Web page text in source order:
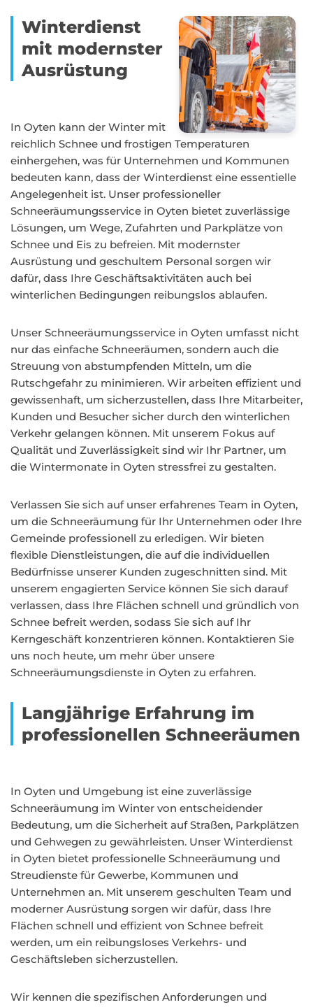
Winterdienst
mit modernster
Ausrüstung
In Oyten kann der Winter mit
reichlich Schnee und frostigen Temperaturen
einhergehen, was für Unternehmen und Kommunen
bedeuten kann, dass der Winterdienst eine essentielle
Angelegenheit ist. Unser professioneller
Schneeräumungsservice in Oyten bietet zuverlässige
Lösungen, um Wege, Zufahrten und Parkplätze von
Schnee und Eis zu befreien. Mit modernster
Ausrüstung und geschultem Personal sorgen wir
dafür, dass Ihre Geschäftsaktivitäten auch bei
winterlichen Bedingungen reibungslos ablaufen.
Unser Schneeräumungsservice in Oyten umfasst nicht
nur das einfache Schneeräumen, sondern auch die
Streuung von abstumpfenden Mitteln, um die
Rutschgefahr zu minimieren. Wir arbeiten effizient und
gewissenhaft, um sicherzustellen, dass Ihre Mitarbeiter,
Kunden und Besucher sicher durch den winterlichen
Verkehr gelangen können. Mit unserem Fokus auf
Qualität und Zuverlässigkeit sind wir Ihr Partner, um
die Wintermonate in Oyten stressfrei zu gestalten.
Verlassen Sie sich auf unser erfahrenes Team in Oyten,
um die Schneeräumung für Ihr Unternehmen oder Ihre
Gemeinde professionell zu erledigen. Wir bieten
flexible Dienstleistungen, die auf die individuellen
Bedürfnisse unserer Kunden zugeschnitten sind. Mit
unserem engagierten Service können Sie sich darauf
verlassen, dass Ihre Flächen schnell und gründlich von
Schnee befreit werden, sodass Sie sich auf Ihr
Kerngeschäft konzentrieren können. Kontaktieren Sie
uns noch heute, um mehr über unsere
Schneeräumungsdienste in Oyten zu erfahren.
Langjährige Erfahrung im
professionellen Schneeräumen
In Oyten und Umgebung ist eine zuverlässige
Schneeräumung im Winter von entscheidender
Bedeutung, um die Sicherheit auf Straßen, Parkplätzen
und Gehwegen zu gewährleisten. Unser Winterdienst
in Oyten bietet professionelle Schneeräumung und
Streudienste für Gewerbe, Kommunen und
Unternehmen an. Mit unserem geschulten Team und
moderner Ausrüstung sorgen wir dafür, dass Ihre
Flächen schnell und effizient von Schnee befreit
werden, um ein reibungsloses Verkehrs- und
Geschäftsleben sicherzustellen.
Wir kennen die spezifischen Anforderungen und